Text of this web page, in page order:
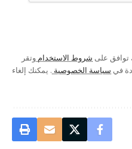
توافق على شروط الاستخدام وتقر
في سياسة الخصوصية . يمكنك إلغاء